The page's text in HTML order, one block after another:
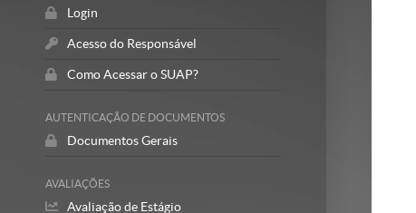
Login
Acesso do Responsável
Como Acessar o SUAP?
AUTENTICAÇÃO DE DOCUMENTOS
Documentos Gerais
AVALIAÇÕES
Avaliação de Estágio